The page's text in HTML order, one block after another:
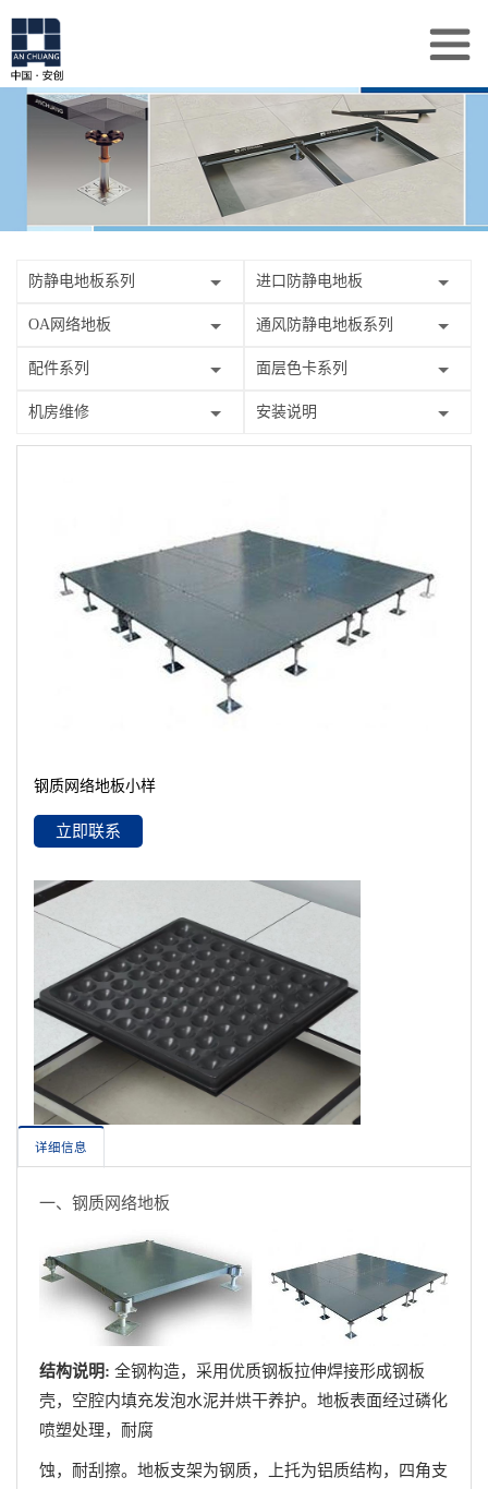
防静电地板系列 进口防静电地板
OA网络地板 通风防静电地板系列
配件系列 面层色卡系列
机房维修 安装说明
钢质网络地板小样
立即联系
详细信息
一、钢质网络地板
结构说明: 全钢构造，采用优质钢板拉伸焊接形成钢板
壳，空腔内填充发泡水泥并烘干养护。地板表面经过磷化
喷塑处理，耐腐
蚀，耐刮擦。地板支架为钢质，上托为铝质结构，四角支